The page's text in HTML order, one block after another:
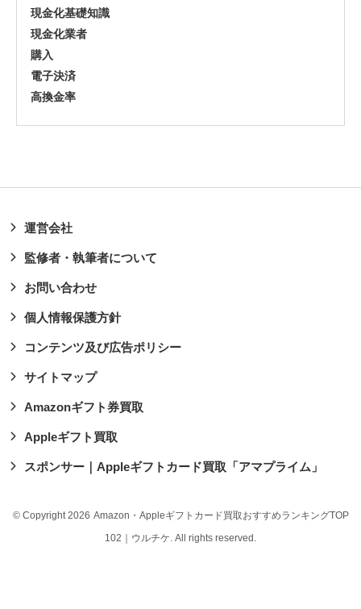
現金化基礎知識
現金化業者
購入
電子決済
高換金率
運営会社
監修者・執筆者について
お問い合わせ
個人情報保護方針
コンテンツ及び広告ポリシー
サイトマップ
Amazonギフト券買取
Appleギフト買取
スポンサー｜Appleギフトカード買取「アマプライム」
© Copyright 2026 Amazon・Appleギフトカード買取おすすめランキングTOP
102｜ウルチケ . All rights reserved.